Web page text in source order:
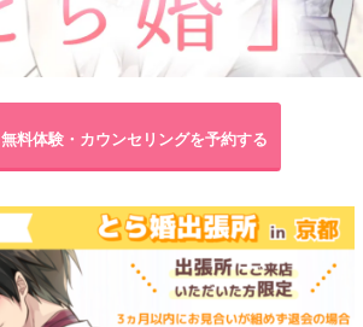
無料体験・カウンセリングを予約する